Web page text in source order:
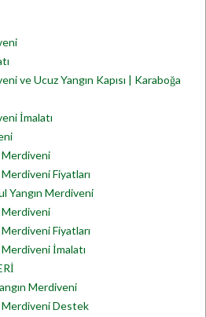
ve Ucuz Yangın Kapısı | Karaboğa
İmalatı
Merdiveni
Fiyatları
Yangın Merdiveni
Merdiveni
Fiyatları
İmalatı
Merdiveni
Merdiveni Destek